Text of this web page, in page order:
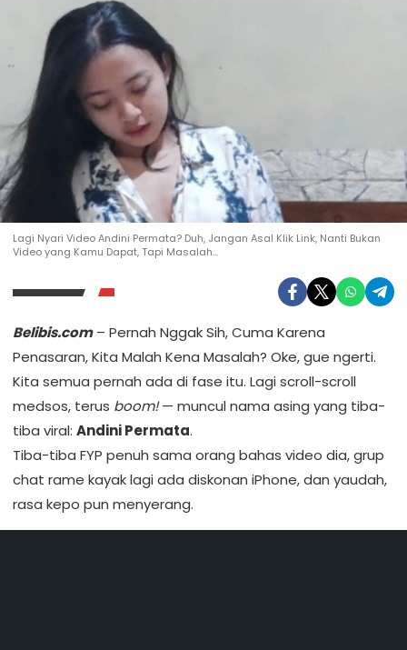
Lagi Nyari Video Andini Permata? Duh, Jangan Asal Klik Link, Nanti Bukan
Video yang Kamu Dapat, Tapi Masalah...
Belibis.com– Pernah Nggak Sih, Cuma Karena
Penasaran, Kita Malah Kena Masalah? Oke, gue ngerti.
Kita semua pernah ada di fase itu. Lagi scroll-scroll
medsos, terus boom!— muncul nama asing yang tiba-
tiba viral: Andini Permata.
Tiba-tiba FYP penuh sama orang bahas video dia, grup
chat rame kayak lagi ada diskonan iPhone, dan yaudah,
rasa kepo pun menyerang.